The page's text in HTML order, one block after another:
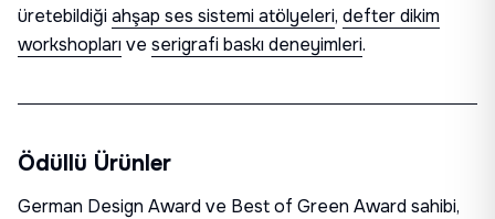
üretebildiğiahşap ses sistemi atölyeleri, defter dikim
workshoplarıve serigrafi baskı deneyimleri.
Ödüllü Ürünler
German Design Award ve Best of Green Award sahibi,